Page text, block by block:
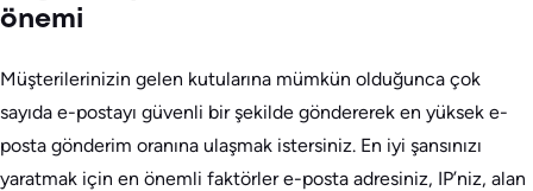
önemi
Müşterilerinizin gelen kutularına mümkün olduğunca çok
sayıda e-postayı güvenli bir şekilde göndererek en yüksek e-
posta gönderim oranına ulaşmak istersiniz. En iyi şansınızı
yaratmak için en önemli faktörler e-posta adresiniz, IP’niz, alan